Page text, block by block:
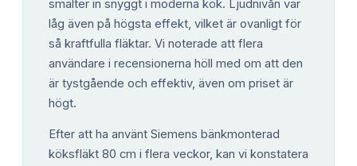
smälter in snyggt i moderna kök. Ljudnivån var
låg även på högsta effekt, vilket är ovanligt för
så kraftfulla fläktar. Vi noterade att flera
användare i recensionerna höll med om att den
är tystgående och effektiv, även om priset är
högt.
Efter att ha använt Siemens bänkmonterad
köksfläkt 80 cm i flera veckor, kan vi konstatera